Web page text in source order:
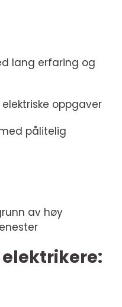
lang erfaring og
oppgaver
pålitelig
av høy
elektrikere: